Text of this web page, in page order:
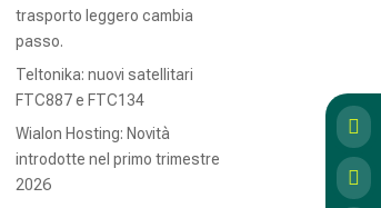
trasporto leggero cambia
passo.
Teltonika: nuovi satellitari
FTC887 e FTC134
Wialon Hosting: Novità
introdotte nel primo trimestre
2026

